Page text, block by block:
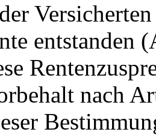
entstanden (
nach